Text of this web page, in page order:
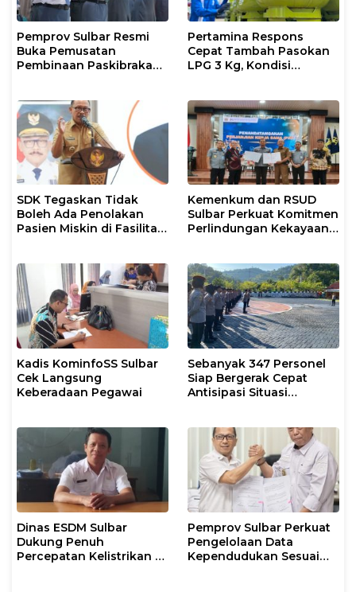
Pemprov Sulbar Resmi
Buka Pemusatan
Pembinaan Paskibraka
Pertamina Respons
Cepat Tambah Pasokan
LPG 3 Kg, Kondisi
SDK Tegaskan Tidak
Boleh Ada Penolakan
Pasien Miskin di Fasilitas
Kemenkum dan RSUD
Sulbar Perkuat Komitmen
Perlindungan Kekayaan
Kadis KominfoSS Sulbar
Cek Langsung
Keberadaan Pegawai
Sebanyak 347 Personel
Siap Bergerak Cepat
Antisipasi Situasi
Dinas ESDM Sulbar
Dukung Penuh
Percepatan Kelistrikan di
Pemprov Sulbar Perkuat
Pengelolaan Data
Kependudukan Sesuai